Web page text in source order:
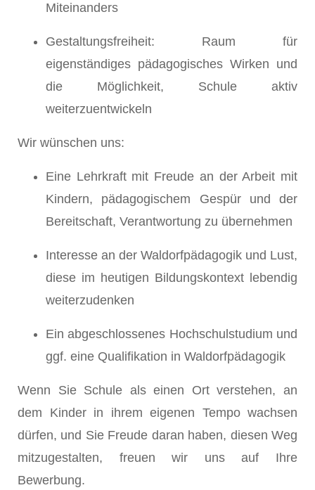
Miteinanders
Gestaltungsfreiheit: Raum für
eigenständiges pädagogisches Wirken und
die Möglichkeit, Schule aktiv
weiterzuentwickeln
Wir wünschen uns:
Eine Lehrkraft mit Freude an der Arbeit mit
Kindern, pädagogischem Gespür und der
Bereitschaft, Verantwortung zu übernehmen
Interesse an der Waldorfpädagogik und Lust,
diese im heutigen Bildungskontext lebendig
weiterzudenken
Ein abgeschlossenes Hochschulstudium und
ggf. eine Qualifikation in Waldorfpädagogik
Wenn Sie Schule als einen Ort verstehen, an
dem Kinder in ihrem eigenen Tempo wachsen
dürfen, und Sie Freude daran haben, diesen Weg
mitzugestalten, freuen wir uns auf Ihre
Bewerbung.